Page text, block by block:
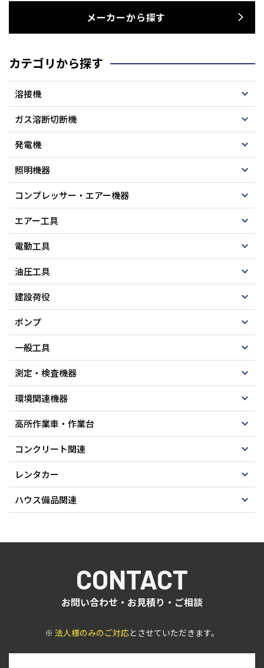
メーカーから探す
カテゴリから探す
溶接機
ガス溶断切断機
発電機
照明機器
コンプレッサー・エアー機器
エアー工具
電動工具
油圧工具
建設荷役
ポンプ
一般工具
測定・検査機器
環境関連機器
高所作業車・作業台
コンクリート関連
レンタカー
ハウス備品関連
CONTACT
お問い合わせ・お見積り・ご相談
※ 法人様のみのご対応とさせていただきます。